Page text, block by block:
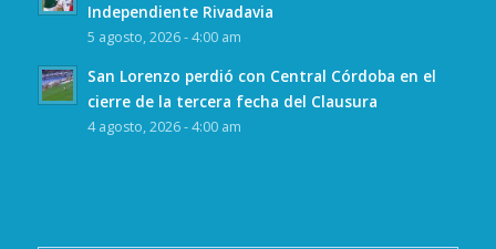
Independiente Rivadavia
5 agosto, 2026 - 4:00 am
San Lorenzo perdió con Central Córdoba en el
cierre de la tercera fecha del Clausura
4 agosto, 2026 - 4:00 am